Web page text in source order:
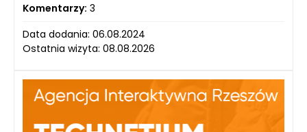
Komentarzy: 3
Data dodania: 06.08.2024
Ostatnia wizyta: 08.08.2026